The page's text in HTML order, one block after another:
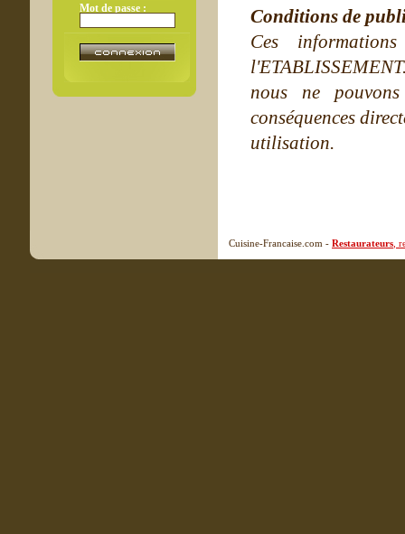
Mot de passe :
Conditions de
Ces
nous ne
conséquences
utilisation.
Cuisine-Francaise.com - Restaurateurs ,